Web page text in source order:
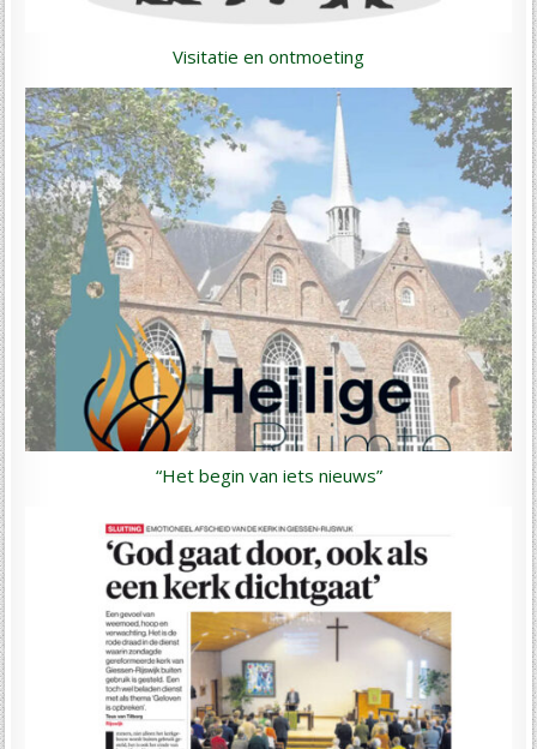
Visitatie en ontmoeting
“Het begin van iets nieuws”